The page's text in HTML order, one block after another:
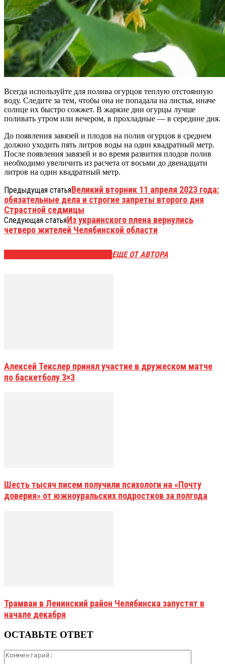
Всегда используйте для полива огурцов теплую отстоянную
воду. Следите за тем, чтобы она не попадала на листья, иначе
солнце их быстро сожжет. В жаркие дни огурцы лучше
поливать утром или вечером, в прохладные — в середине дня.
До появления завязей и плодов на полив огурцов в среднем
должно уходить пять литров воды на один квадратный метр.
После появления завязей и во время развития плодов полив
необходимо увеличить из расчета от восьми до двенадцати
литров на один квадратный метр.
Предыдущая статьяВеликий вторник 11 апреля 2023 года:
обязательные дела и строгие запреты второго дня
Страстной седмицы
Следующая статьяИз украинского плена вернулись
четверо жителей Челябинской области
ЕЩЕ ОТ АВТОРА
Алексей Текслер принял участие в дружеском матче
по баскетболу 3×3
Шесть тысяч писем получили психологи на «Почту
доверия» от южноуральских подростков за полгода
Трамваи в Ленинский район Челябинска запустят в
начале декабря
ОСТАВЬТЕ ОТВЕТ